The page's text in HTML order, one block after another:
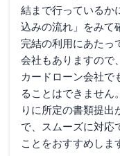
結まで行っているか
込みの流れ」をみて
完結の利用にあたっ
会社もありますので
カードローン会社で
ることはできません
りに所定の書類提出
で、スムーズに対応
ことをおすすめしま